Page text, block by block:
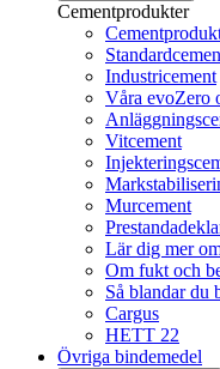
Cementprodukter
Industricement
Våra evoZero
Vitcement
Murcement
Lär dig mer
Om fukt och
Så blandar du
Cargus
HETT 22
Övriga bindemedel